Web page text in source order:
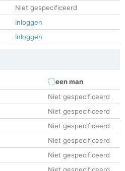
Niet gespecificeerd
Inloggen
Inloggen
een man
Niet gespecificeerd
Niet gespecificeerd
Niet gespecificeerd
Niet gespecificeerd
Niet gespecificeerd